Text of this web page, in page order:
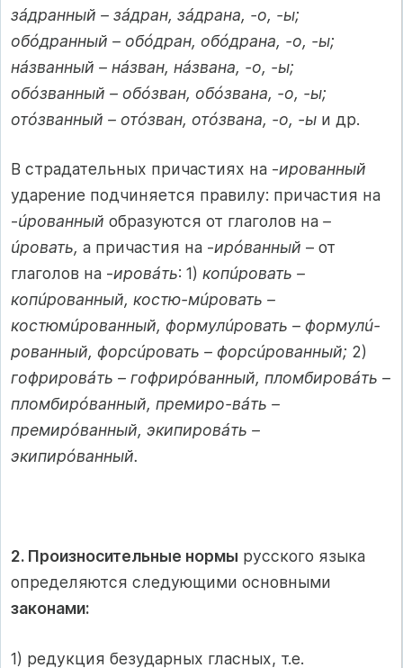
зáдранный – зáдран, зáдрана, -о, -ы;
обóдранный – обóдран, обóдрана, -о, -ы;
нáзванный – нáзван, нáзвана, -о, -ы;
обóзванный – обóзван, обóзвана, -о, -ы;
отóзванный – отóзван, отóзвана, -о, -ы и др.
В страдательных причастиях на -ированный
ударение подчиняется правилу: причастия на
-úрованный образуются от глаголов на –
úровать, а причастия на -ирóванный – от
глаголов на -ировáть: 1) копúровать –
копúрованный, костю-мúровать –
костюмúрованный, формулúровать – формулú-
рованный, форсúровать – форсúрованный; 2)
гофрировáть – гофрирóванный, пломбировáть –
пломбирóванный, премиро-вáть –
премирóванный, экипировáть –
экипирóванный.
2. Произносительные нормы русского языка
определяются следующими основными
законами:
1) редукция безударных гласных, т.е.